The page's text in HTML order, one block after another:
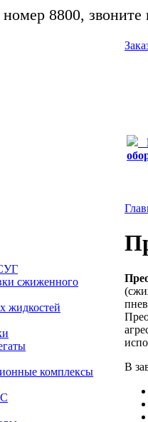
8800, звоните
сжиженного
жидкостей
комплексы
В